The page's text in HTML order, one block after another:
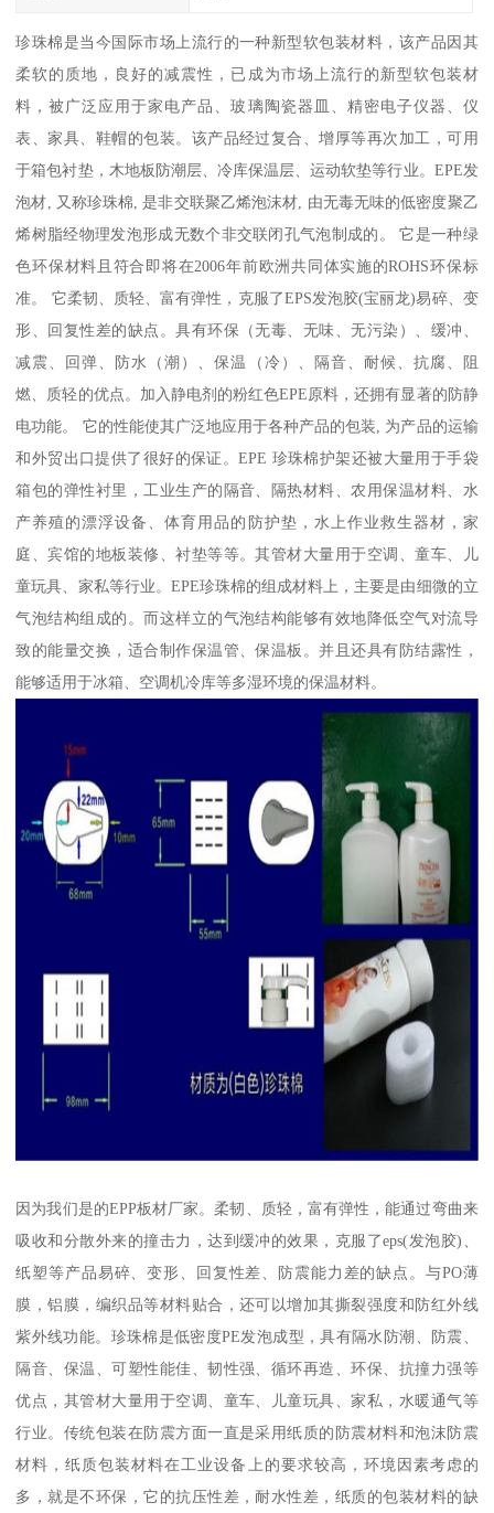
珍珠棉是当今国际市场上流行的一种新型软包装材料，该产品因其
柔软的质地，良好的减震性，已成为市场上流行的新型软包装材
料，被广泛应用于家电产品、玻璃陶瓷器皿、精密电子仪器、仪
表、家具、鞋帽的包装。该产品经过复合、增厚等再次加工，可用
于箱包衬垫，木地板防潮层、冷库保温层、运动软垫等行业。EPE发
泡材, 又称珍珠棉, 是非交联聚乙烯泡沫材, 由无毒无味的低密度聚乙
烯树脂经物理发泡形成无数个非交联闭孔气泡制成的。 它是一种绿
色环保材料且符合即将在2006年前欧洲共同体实施的ROHS环保标
准。 它柔韧、质轻、富有弹性，克服了EPS发泡胶(宝丽龙)易碎、变
形、回复性差的缺点。具有环保（无毒、无味、无污染）、缓冲、
减震、回弹、防水（潮）、保温（冷）、隔音、耐候、抗腐、阻
燃、质轻的优点。加入静电剂的粉红色EPE原料，还拥有显著的防静
电功能。 它的性能使其广泛地应用于各种产品的包装, 为产品的运输
和外贸出口提供了很好的保证。EPE 珍珠棉护架还被大量用于手袋
箱包的弹性衬里，工业生产的隔音、隔热材料、农用保温材料、水
产养殖的漂浮设备、体育用品的防护垫，水上作业救生器材，家
庭、宾馆的地板装修、衬垫等等。其管材大量用于空调、童车、儿
童玩具、家私等行业。EPE珍珠棉的组成材料上，主要是由细微的立
气泡结构组成的。而这样立的气泡结构能够有效地降低空气对流导
致的能量交换，适合制作保温管、保温板。并且还具有防结露性，
能够适用于冰箱、空调机冷库等多湿环境的保温材料。
因为我们是的EPP板材厂家。柔韧、质轻，富有弹性，能通过弯曲来
吸收和分散外来的撞击力，达到缓冲的效果，克服了eps(发泡胶)、
纸塑等产品易碎、变形、回复性差、防震能力差的缺点。与PO薄
膜，铝膜，编织品等材料贴合，还可以增加其撕裂强度和防红外线
紫外线功能。珍珠棉是低密度PE发泡成型，具有隔水防潮、防震、
隔音、保温、可塑性能佳、韧性强、循环再造、环保、抗撞力强等
优点，其管材大量用于空调、童车、儿童玩具、家私，水暖通气等
行业。传统包装在防震方面一直是采用纸质的防震材料和泡沫防震
材料，纸质包装材料在工业设备上的要求较高，环境因素考虑的
多，就是不环保，它的抗压性差，耐水性差，纸质的包装材料的缺